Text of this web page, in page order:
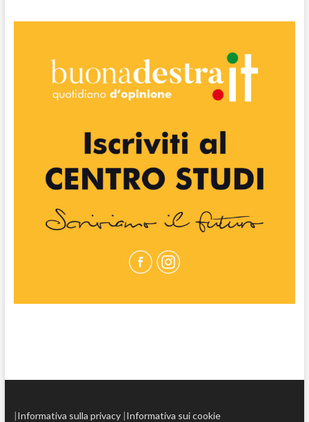
|Informativa sulla privacy|Informativa sui cookie